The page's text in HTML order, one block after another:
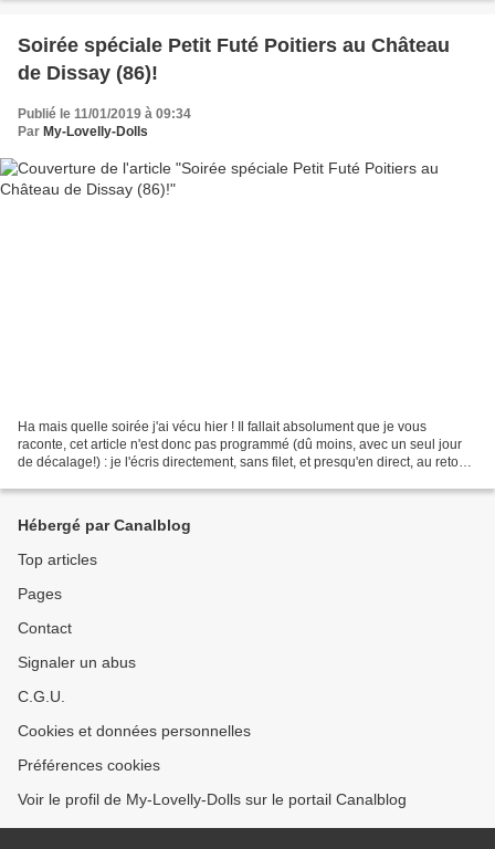
Soirée spéciale Petit Futé Poitiers au Château
de Dissay (86)!
Publié le 11/01/2019 à 09:34
Par My-Lovelly-Dolls
Ha mais quelle soirée j'ai vécu hier ! Il fallait absolument que je vous
raconte, cet article n'est donc pas programmé (dû moins, avec un seul jour
de décalage!) : je l'écris directement, sans filet, et presqu'en direct, au retour
Hébergé par Canalblog
Top articles
Pages
Contact
Signaler un abus
C.G.U.
Cookies et données personnelles
Préférences cookies
Voir le profil de My-Lovelly-Dolls sur le portail Canalblog